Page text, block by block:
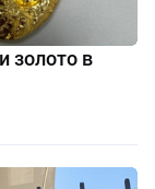
золото в